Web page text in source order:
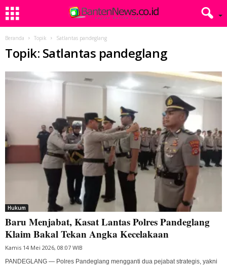
Beranda Topik Satlantas pandeglang
Topik: Satlantas pandeglang
Hukum
Baru Menjabat, Kasat Lantas Polres Pandeglang
Klaim Bakal Tekan Angka Kecelakaan
Kamis 14 Mei 2026, 08:07 WIB
PANDEGLANG — Polres Pandeglang mengganti dua pejabat strategis, yakni